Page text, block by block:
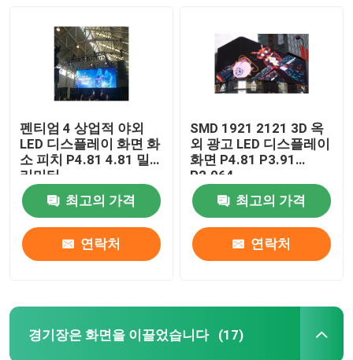
펜티엄 4 상업적 야외
LED 디스플레이 화면 화
소 피치 P4.81 4.81 밀
리미터
최고의 가격
연락처
SMD 1921 2121 3D 옥
외 광고 LED 디스플레이
화면 P4.81 P3.91
P2.064
최고의 가격
연락처
경기장은 화면을 이끌었습니다 (17)